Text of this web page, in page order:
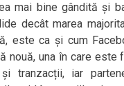
mai bine gândită și
decât marea
este ca și cum
nouă, una în care este
tranzacții, iar